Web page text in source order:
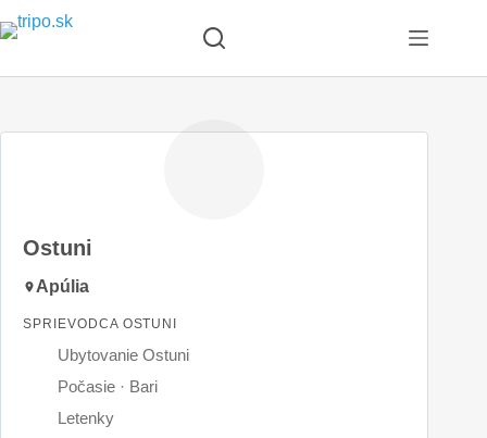
Skip
to
Ostuni
Apúlia
SPRIEVODCA OSTUNI
Ubytovanie Ostuni
Počasie · Bari
Letenky